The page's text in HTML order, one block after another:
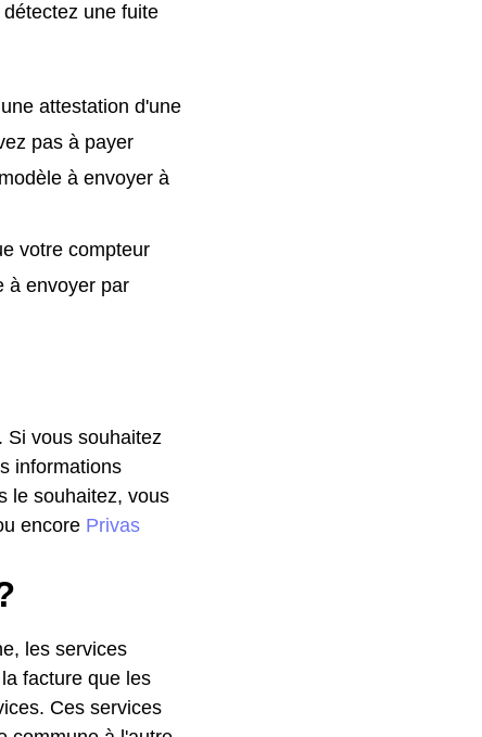
une fuite
attestation d'une
pas à payer
à envoyer à
votre compteur
à envoyer par
Si vous souhaitez
informations
le souhaitez, vous
encore Privas
les services
facture que les
Ces services